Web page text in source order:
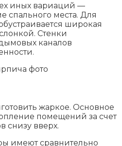
иных вариаций —
спального места. Для
широкая
Стенки
каналов
жаркое. Основное
помещений за счет
снизу вверх.
имеют сравнительно